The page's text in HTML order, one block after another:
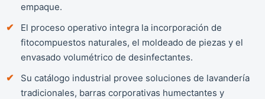
empaque.
El proceso operativo integra la incorporación de
fitocompuestos naturales, el moldeado de piezas y el
envasado volumétrico de desinfectantes.
Su catálogo industrial provee soluciones de lavandería
tradicionales, barras corporativas humectantes y